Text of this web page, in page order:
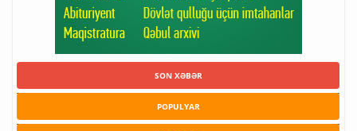
SON XƏBƏR
POPULYAR